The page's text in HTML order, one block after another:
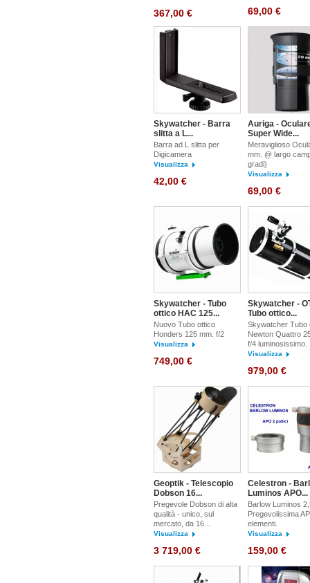
367,00 € 69,00 €
Skywatcher - Barra
slitta a L...
Barra ad L slitta per
Digicamera
Visualizza
42,00 €
Auriga -
Super Wide...
Meraviglioso
mm. @ largo
gradi)
Visualizza
69,00 €
Skywatcher - Tubo
ottico HAC 125...
Nuovo Tubo ottico
Honders 125 mm. f/2
Visualizza
749,00 €
Skywatcher -
Tubo ottico...
Skywatcher Tubo
Newton Quattro
f/4 luminosissimo.
Visualizza
979,00 €
Geoptik - Telescopio
Dobson 16...
Pregevole Dobson di alta
qualità - unico, sul
mercato, da 16...
Visualizza
3 719,00 €
Celestron -
Luminos APO...
Barlow Luminos
Pregevolissima
elementi.
Visualizza
159,00 €